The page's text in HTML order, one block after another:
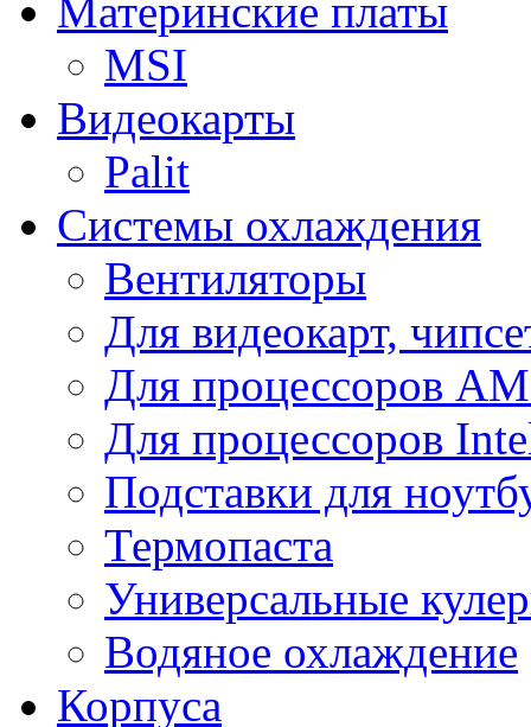
Материнские платы
MSI
Видеокарты
Palit
Системы охлаждения
Вентиляторы
Для видеокарт,
Для процессоров
Для процессоров
Подставки для
Термопаста
Универсальные
Водяное охлаждение
Корпуса